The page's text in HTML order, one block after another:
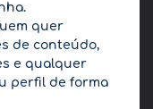
quer
de conteúdo,
e qualquer
perfil de forma